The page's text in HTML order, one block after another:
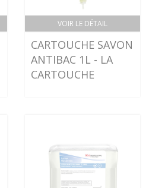
VOIR LE DÉTAIL
CARTOUCHE SAVON
ANTIBAC 1L - LA
CARTOUCHE